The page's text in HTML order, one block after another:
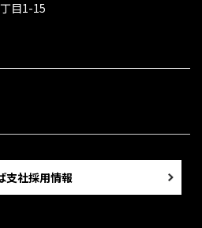
目1-15
支社採用情報